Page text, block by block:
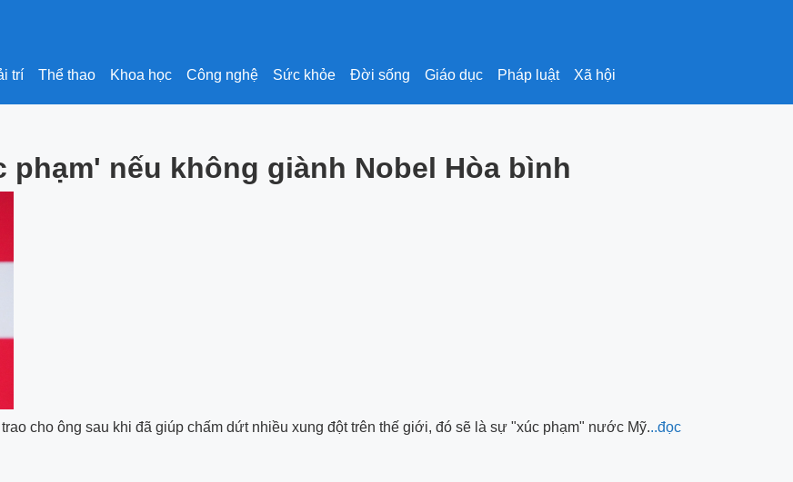
trí Thể thao Khoa học Công nghệ Sức khỏe Đời sống Giáo dục Pháp luật Xã hội
phạm' nếu không giành Nobel Hòa bình
cho ông sau khi đã giúp chấm dứt nhiều xung đột trên thế giới, đó sẽ là sự "xúc phạm" nước Mỹ...đọc